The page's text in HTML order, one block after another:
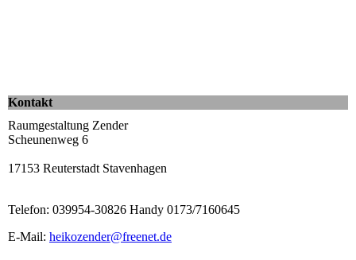
Kontakt
Raumgestaltung Zender
Scheunenweg 6
17153 Reuterstadt Stavenhagen
Telefon: 039954-30826 Handy 0173/7160645
E-Mail: heikozender@freenet.de